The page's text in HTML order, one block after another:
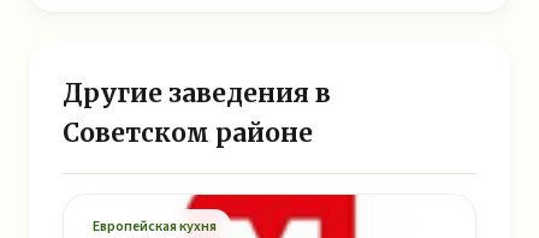
Другие заведения в
Советском районе
Европейская кухня